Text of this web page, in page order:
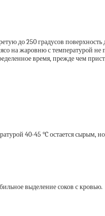
до 250 градусов поверхность
на жаровню с температурой
время, прежде чем
40-45 °C остается сырым,
выделение соков с кровью.